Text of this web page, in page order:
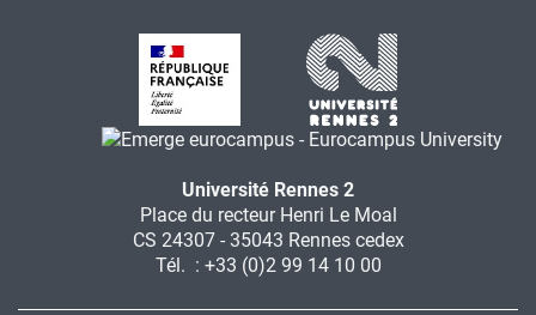
Université Rennes 2
Place du recteur Henri Le Moal
CS 24307 - 35043 Rennes cedex
Tél. : +33 (0)2 99 14 10 00